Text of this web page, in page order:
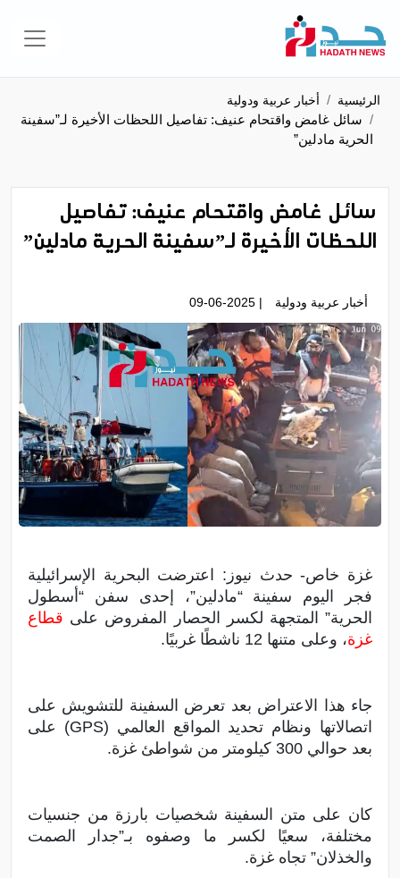
الرئيسية أخبار عربية ودولية
سائل غامض واقتحام عنيف: تفاصيل اللحظات الأخيرة لـ”سفينة
الحرية مادلين”
سائل غامض واقتحام عنيف: تفاصيل
اللحظات الأخيرة لـ”سفينة الحرية مادلين”
أخبار عربية ودولية | 09-06-2025
غزة خاص- حدث نيوز: اعترضت البحرية الإسرائيلية
فجر اليوم سفينة “مادلين”، إحدى سفن “أسطول
الحرية” المتجهة لكسر الحصار المفروض على قطاع
غزة، وعلى متنها 12 ناشطًا غربيًا.
جاء هذا الاعتراض بعد تعرض السفينة للتشويش على
اتصالاتها ونظام تحديد المواقع العالمي (GPS) على
بعد حوالي 300 كيلومتر من شواطئ غزة.
كان على متن السفينة شخصيات بارزة من جنسيات
مختلفة، سعيًا لكسر ما وصفوه بـ”جدار الصمت
والخذلان” تجاه غزة.